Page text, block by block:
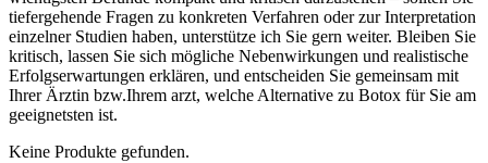
tiefergehende Fragen zu‍ konkreten Verfahren oder zur⁤ Interpretation
einzelner Studien haben, unterstütze ich‌ Sie gern weiter. Bleiben ⁣Sie
kritisch, lassen ‌Sie sich mögliche Nebenwirkungen und realistische‍
Erfolgserwartungen‌ erklären, und entscheiden Sie gemeinsam mit
Ihrer Ärztin bzw.Ihrem arzt, welche Alternative zu ‍Botox für Sie am
geeignetsten ist.
Keine Produkte gefunden.